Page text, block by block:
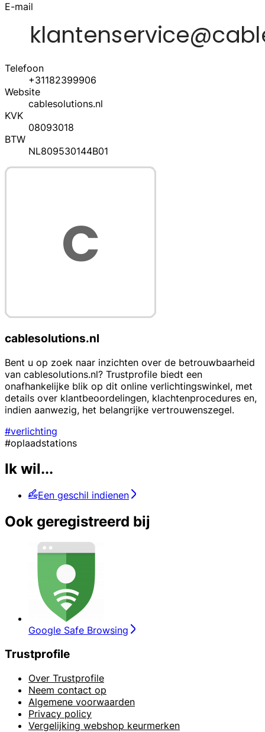
E-mail
Telefoon
+31182399906
Website
cablesolutions.nl
KVK
08093018
BTW
NL809530144B01
cablesolutions.nl
Bent u op zoek naar inzichten over de betrouwbaarheid
van cablesolutions.nl? Trustprofile biedt een
onafhankelijke blik op dit online verlichtingswinkel, met
details over klantbeoordelingen, klachtenprocedures en,
indien aanwezig, het belangrijke vertrouwenszegel.
#verlichting
#oplaadstations
Ik wil...
Een geschil indienen
Ook geregistreerd bij
Google Safe Browsing
Trustprofile
Over Trustprofile
Neem contact op
Algemene voorwaarden
Privacy policy
Vergelijking webshop keurmerken